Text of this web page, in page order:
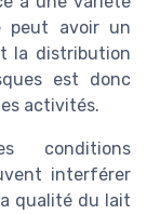
peut avoir un
la distribution
est donc
activités.
interférer
qualité du lait